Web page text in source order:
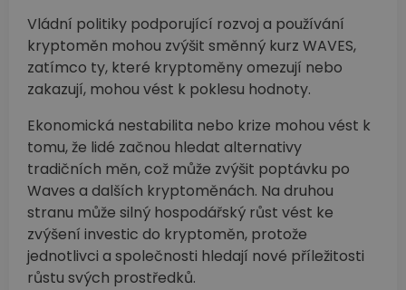
Vládní politiky podporující rozvoj a používání
kryptoměn mohou zvýšit směnný kurz WAVES,
zatímco ty, které kryptoměny omezují nebo
zakazují, mohou vést k poklesu hodnoty.
Ekonomická nestabilita nebo krize mohou vést k
tomu, že lidé začnou hledat alternativy
tradičních měn, což může zvýšit poptávku po
Waves a dalších kryptoměnách. Na druhou
stranu může silný hospodářský růst vést ke
zvýšení investic do kryptoměn, protože
jednotlivci a společnosti hledají nové příležitosti
růstu svých prostředků.